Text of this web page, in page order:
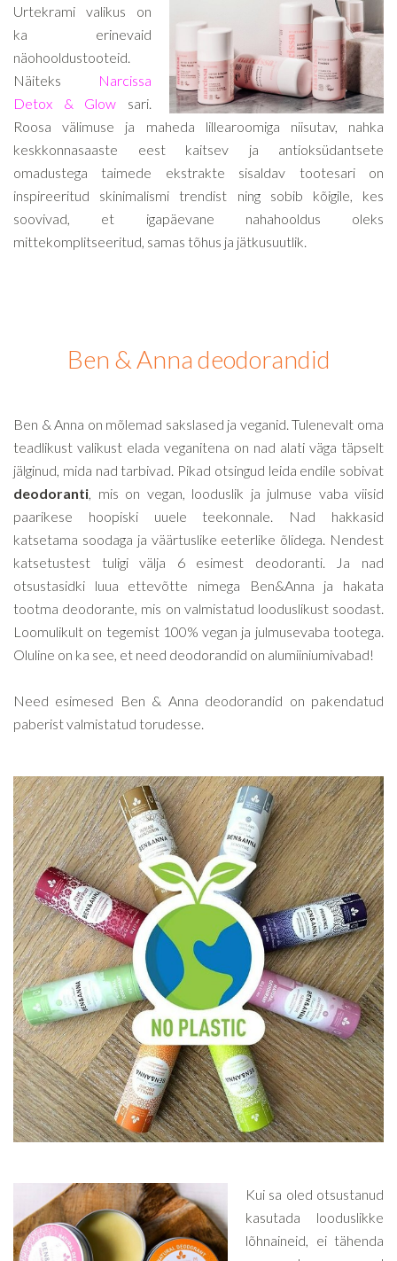
Urtekrami valikus on
ka erinevaid
näohooldustooteid.
Näiteks
Narcissa
Detox & Glow sari.
Roosa välimuse ja maheda lillearoomiga niisutav, nahka
keskkonnasaaste eest kaitsev ja antioksüdantsete
omadustega taimede ekstrakte sisaldav tootesari on
inspireeritud skinimalismi trendist ning sobib kõigile, kes
soovivad, et igapäevane nahahooldus oleks
mittekomplitseeritud, samas tõhus ja jätkusuutlik.
Ben & Anna deodorandid
Ben & Anna on mõlemad sakslased ja veganid. Tulenevalt oma
teadlikust valikust elada veganitena on nad alati väga täpselt
jälginud, mida nad tarbivad. Pikad otsingud leida endile sobivat
deodoranti, mis on vegan, looduslik ja julmuse vaba viisid
paarikese hoopiski uuele teekonnale. Nad hakkasid
katsetama soodaga ja väärtuslike eeterlike õlidega. Nendest
katsetustest tuligi välja 6 esimest deodoranti. Ja nad
otsustasidki luua ettevõtte nimega Ben&Anna ja hakata
tootma deodorante, mis on valmistatud looduslikust soodast.
Loomulikult on tegemist 100% vegan ja julmusevaba tootega.
Oluline on ka see, et need deodorandid on alumiiniumivabad!
Need esimesed Ben & Anna deodorandid on pakendatud
paberist valmistatud torudesse.
Kui sa oled otsustanud
kasutada looduslikke
lõhnaineid, ei tähenda